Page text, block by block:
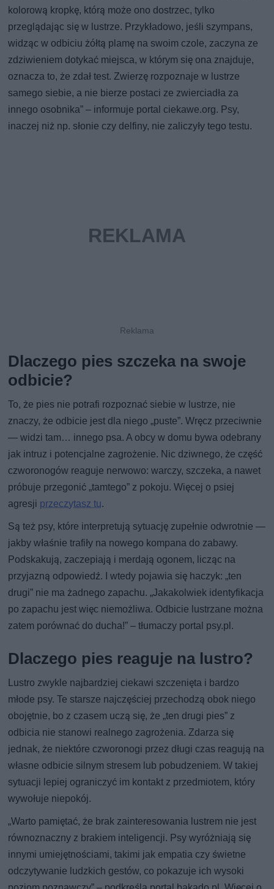
kolorową kropkę, którą może ono dostrzec, tylko
przeglądając się w lustrze. Przykładowo, jeśli szympans,
widząc w odbiciu żółtą plamę na swoim czole, zaczyna ze
zdziwieniem dotykać miejsca, w którym się ona znajduje,
oznacza to, że zdał test. Zwierzę rozpoznaje w lustrze
samego siebie, a nie bierze postaci ze zwierciadła za
innego osobnika” – informuje portal ciekawe.org. Psy,
inaczej niż np. słonie czy delfiny, nie zaliczyły tego testu.
Dlaczego pies szczeka na swoje
odbicie?
To, że pies nie potrafi rozpoznać siebie w lustrze, nie
znaczy, że odbicie jest dla niego „puste”. Wręcz przeciwnie
— widzi tam… innego psa. A obcy w domu bywa odebrany
jak intruz i potencjalne zagrożenie. Nic dziwnego, że część
czworonogów reaguje nerwowo: warczy, szczeka, a nawet
próbuje przegonić „tamtego” z pokoju. Więcej o psiej
agresji przeczytasz tu.
Są też psy, które interpretują sytuację zupełnie odwrotnie —
jakby właśnie trafiły na nowego kompana do zabawy.
Podskakują, zaczepiają i merdają ogonem, licząc na
przyjazną odpowiedź. I wtedy pojawia się haczyk: „ten
drugi” nie ma żadnego zapachu. „Jakakolwiek identyfikacja
po zapachu jest więc niemożliwa. Odbicie lustrzane można
zatem porównać do ducha!” – tłumaczy portal psy.pl.
Dlaczego pies reaguje na lustro?
Lustro zwykle najbardziej ciekawi szczenięta i bardzo
młode psy. Te starsze najczęściej przechodzą obok niego
obojętnie, bo z czasem uczą się, że „ten drugi pies” z
odbicia nie stanowi realnego zagrożenia. Zdarza się
jednak, że niektóre czworonogi przez długi czas reagują na
własne odbicie silnym stresem lub pobudzeniem. W takiej
sytuacji lepiej ograniczyć im kontakt z przedmiotem, który
wywołuje niepokój.
„Warto pamiętać, że brak zainteresowania lustrem nie jest
równoznaczny z brakiem inteligencji. Psy wyróżniają się
innymi umiejętnościami, takimi jak empatia czy świetne
odczytywanie ludzkich gestów, co pokazuje ich wysoki